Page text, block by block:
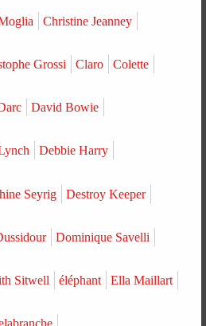
Christine Jeanney
Grossi Claro Colette
David Bowie
Debbie Harry
Seyrig Destroy Keeper
Dominique Savelli
Sitwell éléphant Ella Maillart